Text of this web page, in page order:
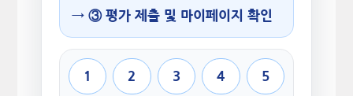
→ ③ 평가 제출 및 마이페이지 확인
1 2 3 4 5